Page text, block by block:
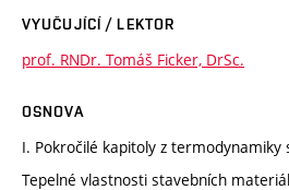
VYUČUJÍCÍ / LEKTOR
prof. RNDr. Tomáš Ficker, DrSc.
OSNOVA
I. Pokročilé kapitoly z
Tepelné vlastnosti stavebních